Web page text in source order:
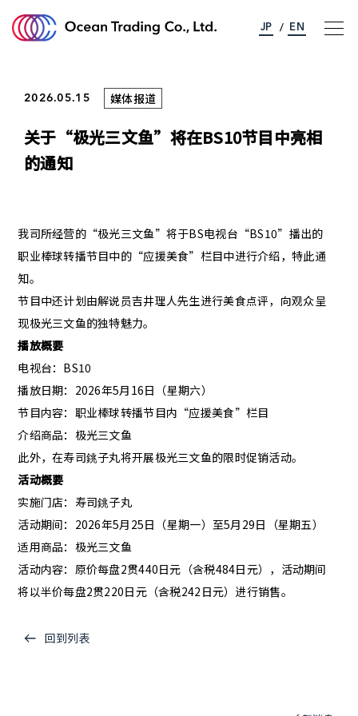
关于海洋贸易股份
事业介绍
公司简介
联络我们
新消息
海洋贸易照片墙
JP / EN
2026.05.15 媒体报道
关于“极光三文鱼”将在BS10节目中亮相
的通知
我司所经营的“极光三文鱼”将于BS电视台“BS10”播出的
职业棒球转播节目中的“应援美食”栏目中进行介绍，特此通
知。
节目中还计划由解说员吉井理人先生进行美食点评，向观众呈
现极光三文鱼的独特魅力。
播放概要
电视台：BS10
播放日期：2026年5月16日（星期六）
节目内容：职业棒球转播节目内“应援美食”栏目
介绍商品：极光三文鱼
此外，在寿司銚子丸将开展极光三文鱼的限时促销活动。
活动概要
实施门店：寿司銚子丸
活动期间：2026年5月25日（星期一）至5月29日（星期五）
适用商品：极光三文鱼
活动内容：原价每盘2贯440日元（含税484日元），活动期间
将以半价每盘2贯220日元（含税242日元）进行销售。
回到列表